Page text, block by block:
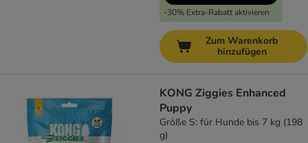
-30% Extra-Rabatt aktivieren
Zum Warenkorb
hinzufügen
KONG Ziggies Enhanced
Puppy
Größe S: für Hunde bis 7 kg (198
g)